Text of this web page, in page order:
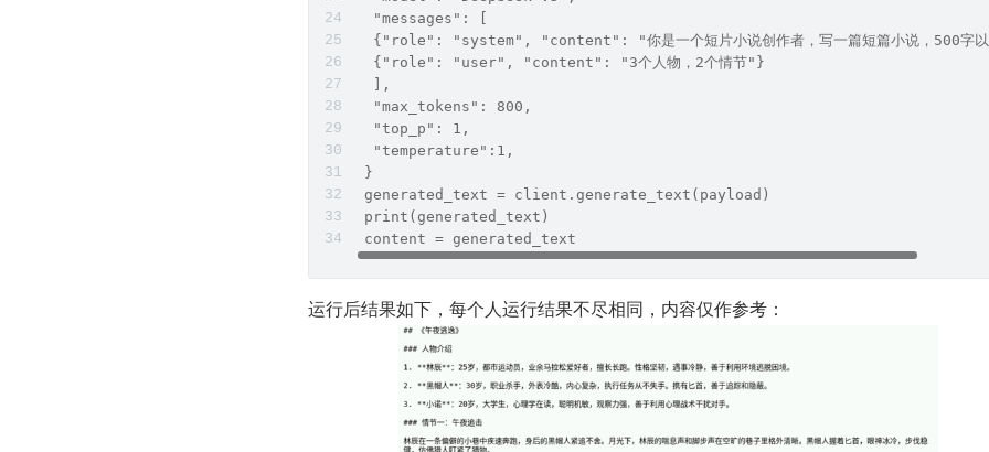
  "messages": [
{"role": "system", "content": "你是一个短片小说创作者，写一篇短篇小说，500字
  {"role": "user", "content": "3个人物，2个情节"}
  ],
  "max_tokens": 800,
  "top_p": 1,
  "temperature":1,
}
generated_text = client.generate_text(payload)
print(generated_text)
content = generated_text
运行后结果如下，每个人运行结果不尽相同，内容仅作参考：